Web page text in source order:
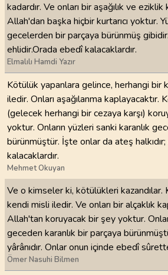
kadardır. Ve onları bir aşağılık ve
Allah'dan başka hiçbir kurtarıcı yoktur.
gecelerden bir parçaya bürünmüş
ehlidir.Orada ebedî kalacaklardır.
Elmalılı Hamdi Yazır
Kötülük yapanlara gelince, herhangi bir
iledir. Onları aşağılanma kaplayacaktır.
(gelecek herhangi bir cezaya karşı)
yoktur. Onların yüzleri sanki karanlık
bürünmüştür. İşte onlar da ateş
kalacaklardır.
Mehmet Okuyan
Ve o kimseler ki, kötülükleri kazandılar.
kendi misli iledir. Ve onları bir alçaklık
Allah'tan koruyacak bir şey yoktur.
geceden karanlık bir parçaya
yârânıdır. Onlar onun içinde ebedî
Ömer Nasuhi Bilmen